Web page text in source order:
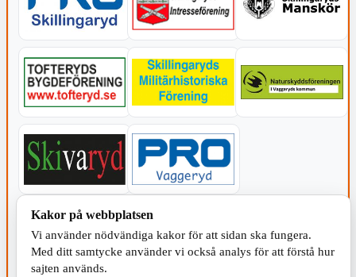
KOMMUNEN
Kakor på webbplatsen
Vi använder nödvändiga kakor för att sidan ska fungera.
Med ditt samtycke använder vi också analys för att förstå hur
sajten används.